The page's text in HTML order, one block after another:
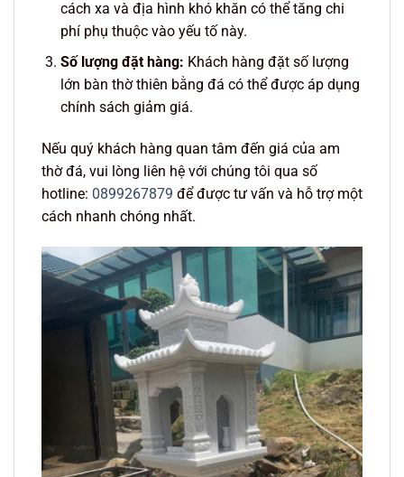
cách xa và địa hình khó khăn có thể tăng chi
phí phụ thuộc vào yếu tố này.
Số lượng đặt hàng: Khách hàng đặt số lượng
lớn bàn thờ thiên bằng đá có thể được áp dụng
chính sách giảm giá.
Nếu quý khách hàng quan tâm đến giá của am
thờ đá, vui lòng liên hệ với chúng tôi qua số
hotline: 0899267879 để được tư vấn và hỗ trợ một
cách nhanh chóng nhất.